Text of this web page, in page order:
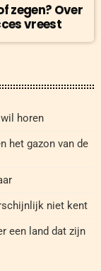
zegen? Over
vreest
horen
het gazon van de
niet kent
een land dat zijn